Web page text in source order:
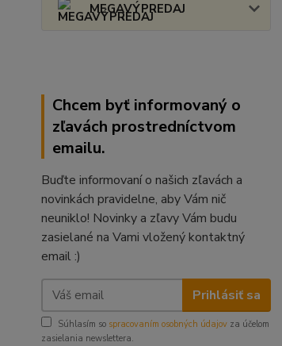
MEGAVÝPREDAJ
Chcem byť informovaný o
zľavách prostredníctvom
emailu.
Buďte informovaní o našich zľavách a
novinkách pravidelne, aby Vám nič
neuniklo! Novinky a zľavy Vám budu
zasielané na Vami vložený kontaktný
email :)
Prihlásiť sa
Súhlasím so spracovaním osobných údajov za účelom
zasielania newslettera.